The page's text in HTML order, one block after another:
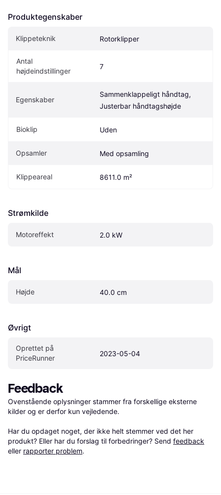
Produktegenskaber
Klippeteknik Rotorklipper
Antal
højdeindstillinger
7
Egenskaber
Sammenklappeligt håndtag,
Justerbar håndtagshøjde
Bioklip Uden
Opsamler Med opsamling
Klippeareal 8611.0 m²
Strømkilde
Motoreffekt 2.0 kW
Mål
Højde 40.0 cm
Øvrigt
Oprettet på
PriceRunner
2023-05-04
Feedback
Ovenstående oplysninger stammer fra forskellige eksterne
kilder og er derfor kun vejledende.
Har du opdaget noget, der ikke helt stemmer ved det her
produkt? Eller har du forslag til forbedringer? Send feedback
eller rapporter problem.